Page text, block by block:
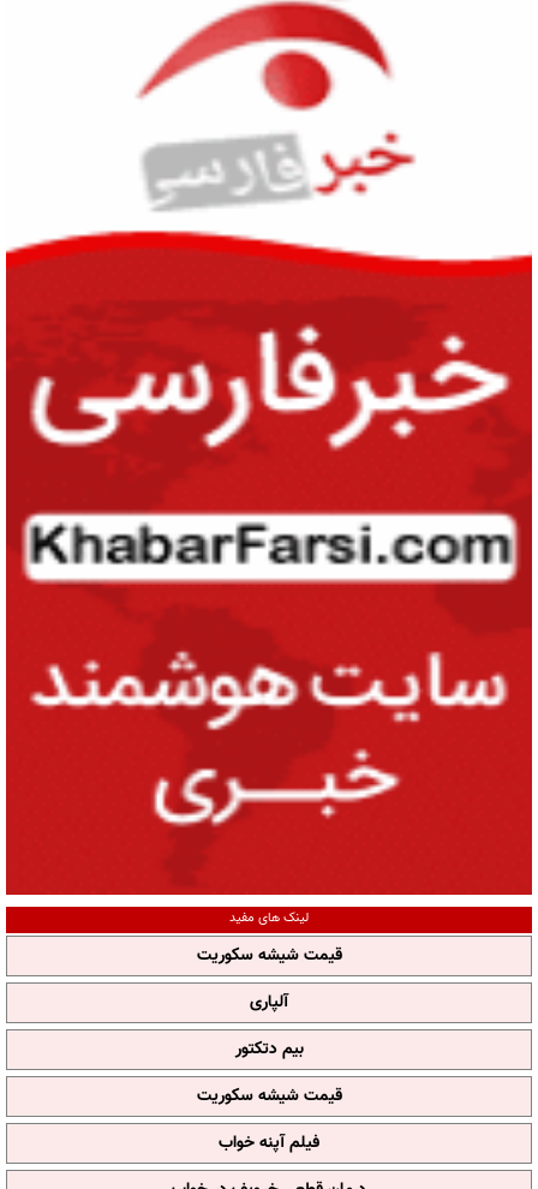
لینک های مفید
قیمت شیشه سکوریت
آلپاری
بیم دتکتور
قیمت شیشه سکوریت
فیلم آپنه خواب